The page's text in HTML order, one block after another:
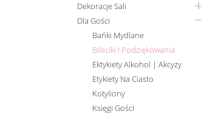
Dekoracje Sali
Dla Gości
Bańki Mydlane
Bileciki I Podziękowania
Ektykiety Alkohol | Akcyzy
Etykiety Na Ciasto
Kotyliony
Księgi Gości